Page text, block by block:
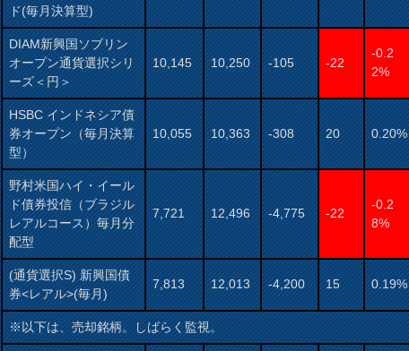
ド(毎月決算型)
DIAM新興国ソブリン
オープン通貨選択シリ
ーズ＜円＞
10,145 10,250 -105 -22
-0.2
2%
HSBC インドネシア債
券オープン（毎月決算
型）
10,055 10,363 -308 20 0.20%
野村米国ハイ・イール
ド債券投信（ブラジル
レアルコース）毎月分
配型
7,721 12,496 -4,775 -22
-0.2
8%
(通貨選択S) 新興国債
券<レアル>(毎月)
7,813 12,013 -4,200 15 0.19%
※以下は、売却銘柄。しばらく監視。